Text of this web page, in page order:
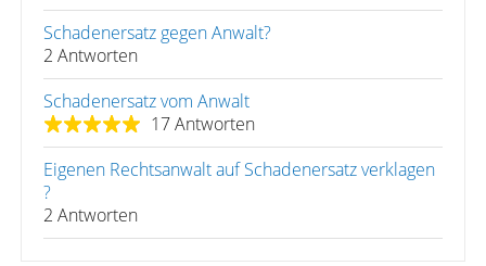
Schadenersatz gegen Anwalt?
2 Antworten
Schadenersatz vom Anwalt
17 Antworten
Eigenen Rechtsanwalt auf Schadenersatz verklagen
?
2 Antworten